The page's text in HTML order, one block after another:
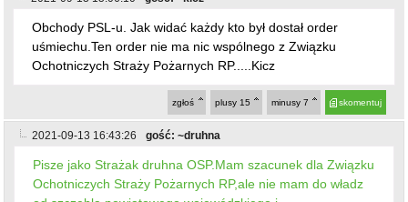
w kierunku OSP wszystko stoi w miejscu od lat, kto ma
znajomości to jeszcze coś ugra.Czas na zmiany panie
Pawlak i reszta......Pozdrawiam brać Strażaków
skomentuj
minusy
plusy
zgłoś
2021-09-13 17:02:58
@~druhna Słuszna uwaga jestem strażakiem od x
lat.Jeszcze nigdy nikt nie zawitał na tych szczeblach